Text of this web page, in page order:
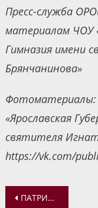
Пресс-служба
материалам ЧОУ
Гимназия имени
Брянчанинова»
Фотоматериалы:
«Ярославская
святителя
https://vk.com/
Навигация
ПАТРИАРШАЯ ГУМАНИТАРНАЯ МИССИЯ ПРИГЛАШАЕТ ВОЛОНТЕРОВ ДЛЯ ПОМОЩИ ЖИТЕЛЯМ ДОНБАССА И НОВОРОССИИ